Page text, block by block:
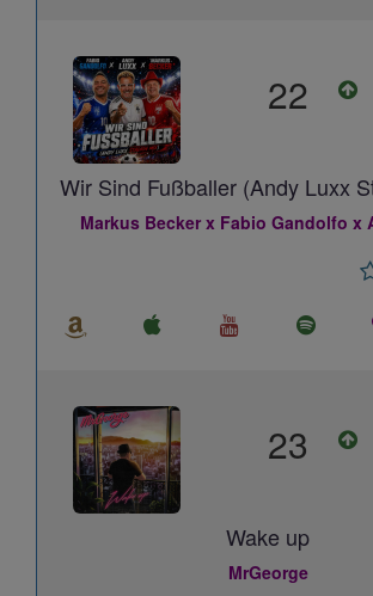
22
Wir Sind Fußballer (Andy Luxx
Markus Becker x Fabio Gandolfo x
23
Wake up
MrGeorge